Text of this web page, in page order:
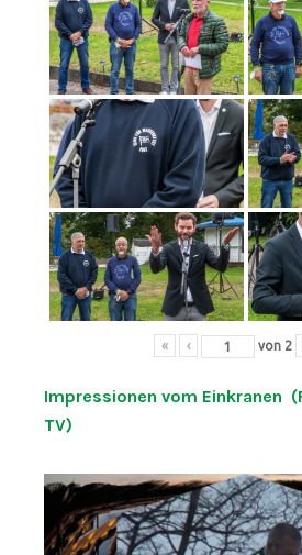
« ‹ von 2
Impressionen vom Einkranen
TV)